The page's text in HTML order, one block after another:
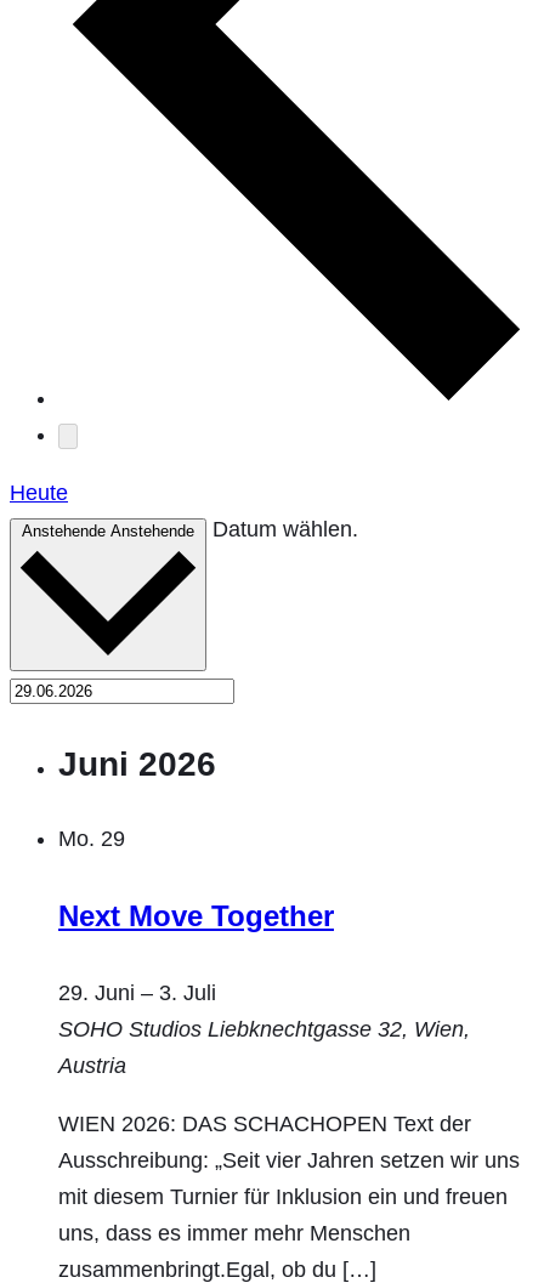
Heute
Anstehende Anstehende Datum wählen.
Juni 2026
Mo. 29
Next Move Together
29. Juni – 3. Juli
SOHO Studios Liebknechtgasse 32, Wien,
Austria
WIEN 2026: DAS SCHACHOPEN Text der
Ausschreibung: „Seit vier Jahren setzen wir uns
mit diesem Turnier für Inklusion ein und freuen
uns, dass es immer mehr Menschen
zusammenbringt.Egal, ob du […]